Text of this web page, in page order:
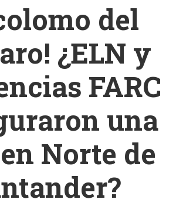
del
¿ELN y
FARC
una
Norte de